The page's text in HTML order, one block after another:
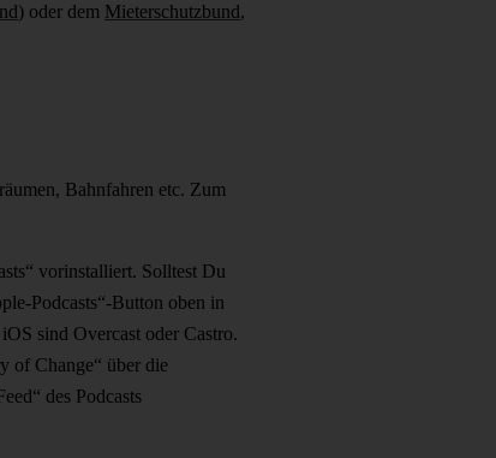
) oder dem Mieterschutzbund,
Bahnfahren etc. Zum
vorinstalliert. Solltest Du
Podcasts“-Button oben in
sind Overcast oder Castro.
of Change“ über die
des Podcasts